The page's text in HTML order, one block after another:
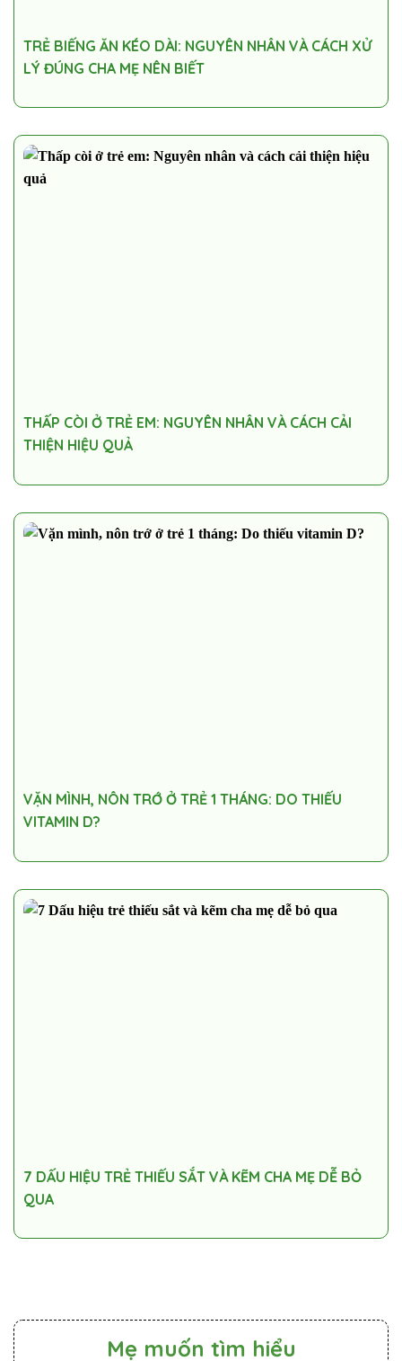
TRẺ BIẾNG ĂN KÉO DÀI: NGUYÊN NHÂN VÀ CÁCH XỬ
LÝ ĐÚNG CHA MẸ NÊN BIẾT
THẤP CÒI Ở TRẺ EM: NGUYÊN NHÂN VÀ CÁCH CẢI
THIỆN HIỆU QUẢ
VẶN MÌNH, NÔN TRỚ Ở TRẺ 1 THÁNG: DO THIẾU
VITAMIN D?
7 DẤU HIỆU TRẺ THIẾU SẮT VÀ KẼM CHA MẸ DỄ BỎ
QUA
Mẹ muốn tìm hiểu